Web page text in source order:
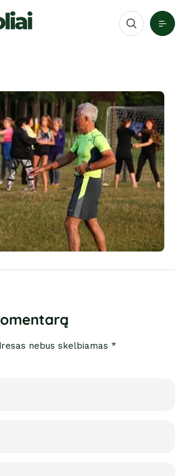
nebus skelbiamas *